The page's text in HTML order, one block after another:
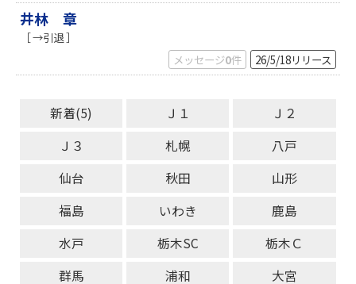
井林 章
［ →引退 ］
メッセージ0件 26/5/18リリース
新着(5) Ｊ１
Ｊ２
Ｊ３
札幌
八戸
仙台
秋田
山形
福島
いわき
鹿島
水戸
栃木SC
栃木Ｃ
群馬
浦和
大宮